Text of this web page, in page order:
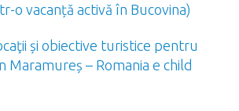
o vacanță activă în Bucovina)
și obiective turistice pentru
Maramureș – Romania e child